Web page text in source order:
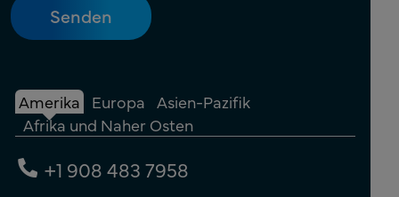
Amerika Europa Asien-Pazifik
Afrika und Naher Osten
+1 908 483 7958